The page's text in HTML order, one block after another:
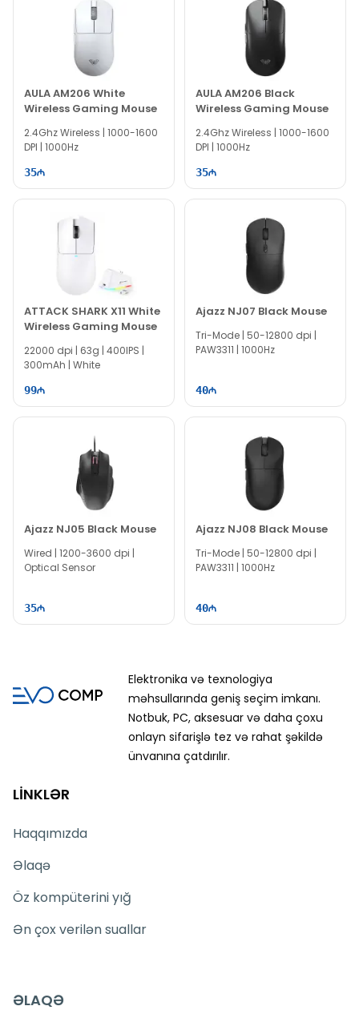
AULA AM206 White
Wireless Gaming Mouse
2.4Ghz Wireless | 1000-1600
DPI | 1000Hz
35
AULA AM206 Black
Wireless Gaming Mouse
2.4Ghz Wireless | 1000-1600
DPI | 1000Hz
35
ATTACK SHARK X11 White
Wireless Gaming Mouse
22000 dpi | 63g | 400IPS |
300mAh | White
99
Ajazz NJ07 Black Mouse
Tri-Mode | 50-12800 dpi |
PAW3311 | 1000Hz
40
Ajazz NJ05 Black Mouse
Wired | 1200-3600 dpi |
Optical Sensor
35
Ajazz NJ08 Black Mouse
Tri-Mode | 50-12800 dpi |
PAW3311 | 1000Hz
40
Elektronika və texnologiya
məhsullarında geniş seçim imkanı.
Notbuk, PC, aksesuar və daha çoxu
onlayn sifarişlə tez və rahat şəkildə
ünvanına çatdırılır.
LİNKLƏR
Haqqımızda
Əlaqə
Öz kompüterini yığ
Ən çox verilən suallar
ƏLAQƏ